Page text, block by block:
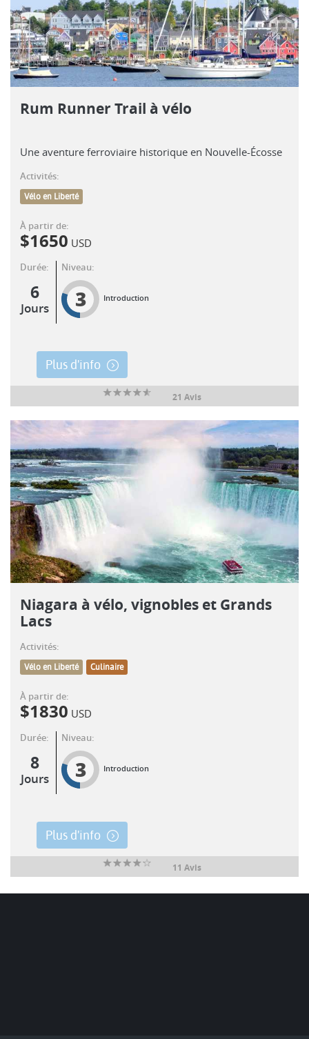
Rum Runner Trail à vélo
Une aventure ferroviaire historique en Nouvelle-Écosse
Activités:
Vélo en Liberté
À partir de:
$1650 USD
Durée:
6
Jours
Niveau:
3 Introduction
Plus d'info
21 Avis
Niagara à vélo, vignobles et Grands
Lacs
Activités:
Vélo en Liberté Culinaire
À partir de:
$1830 USD
Durée:
8
Jours
Niveau:
3 Introduction
Plus d'info
11 Avis